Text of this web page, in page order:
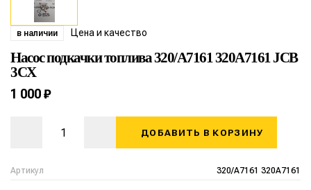
в наличии Цена и качество
Насос подкачки топлива 320/A7161 320A7161 JCB
3CX
Артикул 320/A7161 320A7161
1 000 ₽
ДОБАВИТЬ В КОРЗИНУ